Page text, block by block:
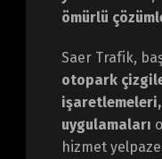
ömürlü
Saer Trafik,
otopark
uygulamaları
hizmet